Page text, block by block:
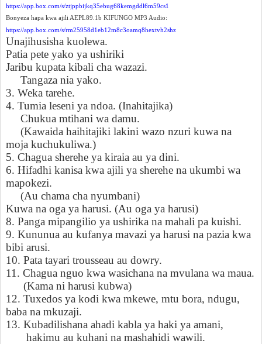
https://app.box.com/s/ztjppbijkq35ebug68kemgddl6m59cs1
Bonyeza hapa kwa ajili AEPL89.1b KIFUNGO MP3 Audio:
https://app.box.com/s/rm25958d1eb12m8c3oamq8hextvh2shz
Unajihusisha kuolewa.
Patia pete yako ya ushiriki
Jaribu kupata kibali cha wazazi.
Tangaza nia yako.
3. Weka tarehe.
4. Tumia leseni ya ndoa. (Inahitajika)
Chukua mtihani wa damu.
(Kawaida haihitajiki lakini wazo nzuri kuwa na
moja kuchukuliwa.)
5. Chagua sherehe ya kiraia au ya dini.
6. Hifadhi kanisa kwa ajili ya sherehe na ukumbi wa
mapokezi.
(Au chama cha nyumbani)
Kuwa na oga ya harusi. (Au oga ya harusi)
8. Panga mipangilio ya ushirika na mahali pa kuishi.
9. Kununua au kufanya mavazi ya harusi na pazia kwa
bibi arusi.
10. Pata tayari trousseau au dowry.
11. Chagua nguo kwa wasichana na mvulana wa maua.
(Kama ni harusi kubwa)
12. Tuxedos ya kodi kwa mkewe, mtu bora, ndugu,
baba na mkuzaji.
13. Kubadilishana ahadi kabla ya haki ya amani,
hakimu au kuhani na mashahidi wawili.